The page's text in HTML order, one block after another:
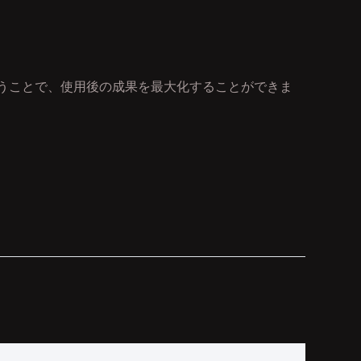
とで、使用後の成果を最大化することができま